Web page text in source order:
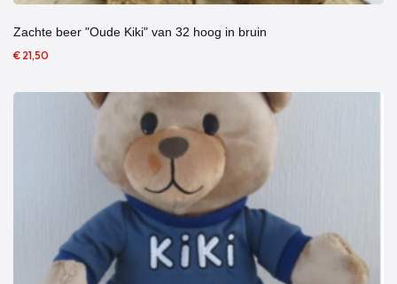
Zachte beer "Oude Kiki" van 32 hoog in bruin
€ 21,50